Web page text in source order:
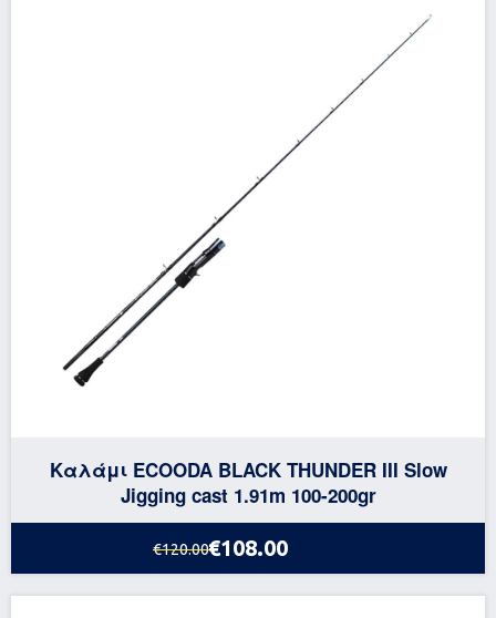
Καλάμι ECOODA BLACK THUNDER III Slow
Jigging cast 1.91m 100-200gr
€120.00€108.00